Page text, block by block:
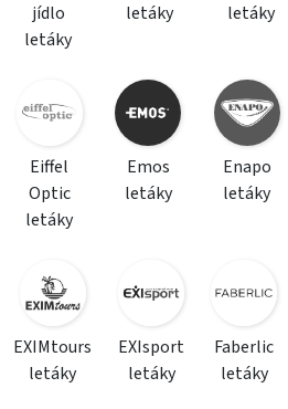
jídlo
letáky
letáky
letáky
Eiffel
Optic
letáky
Emos
letáky
Enapo
letáky
EXIMtours
letáky
EXIsport
letáky
Faberlic
letáky